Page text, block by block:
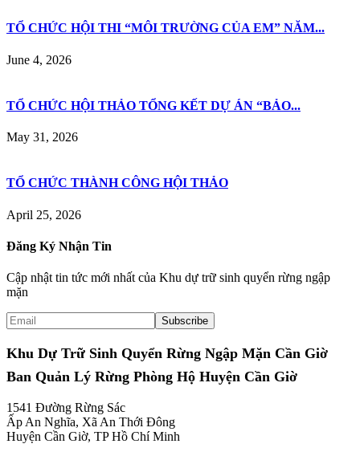
TỔ CHỨC HỘI THI “MÔI TRƯỜNG CỦA EM” NĂM...
June 4, 2026
TỔ CHỨC HỘI THẢO TỔNG KẾT DỰ ÁN “BẢO...
May 31, 2026
TỔ CHỨC THÀNH CÔNG HỘI THẢO
April 25, 2026
Đăng Ký Nhận Tin
Cập nhật tin tức mới nhất của Khu dự trữ sinh quyển rừng ngập
mặn
Khu Dự Trữ Sinh Quyển Rừng Ngập Mặn Cần Giờ
Ban Quản Lý Rừng Phòng Hộ Huyện Cần Giờ
1541 Đường Rừng Sác
Ấp An Nghĩa, Xã An Thới Đông
Huyện Cần Giờ, TP Hồ Chí Minh